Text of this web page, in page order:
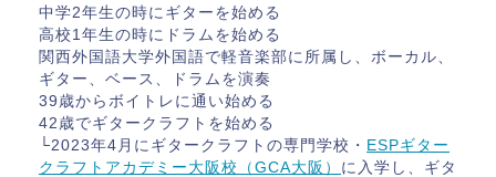
中学2年生の時にギターを始める
高校1年生の時にドラムを始める
関西外国語大学外国語で軽音楽部に所属し、ボーカル、
ギター、ベース、ドラムを演奏
39歳からボイトレに通い始める
42歳でギタークラフトを始める
└2023年4月にギタークラフトの専門学校・ ESPギター
クラフトアカデミー大阪校（GCA大阪） に入学し、ギタ